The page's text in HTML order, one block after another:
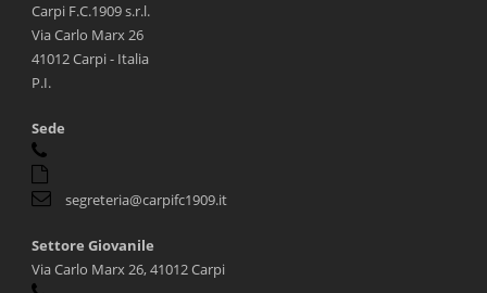
Carpi F.C.1909 s.r.l.
Via Carlo Marx 26
41012 Carpi - Italia
P.I.
Sede
segreteria@carpifc1909.it
Settore Giovanile
Via Carlo Marx 26, 41012 Carpi